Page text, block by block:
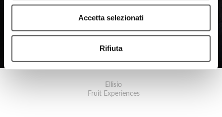
Accetta selezionati
Rifiuta
Ellisio
Fruit Experiences